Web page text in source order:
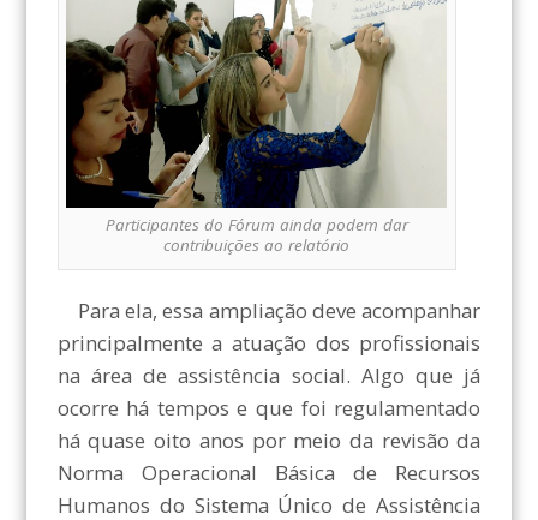
Participantes do Fórum ainda podem dar
contribuições ao relatório
Para ela, essa ampliação deve acompanhar
principalmente a atuação dos profissionais
na área de assistência social. Algo que já
ocorre há tempos e que foi regulamentado
há quase oito anos por meio da revisão da
Norma Operacional Básica de Recursos
Humanos do Sistema Único de Assistência